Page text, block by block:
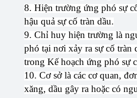
8. Hiện trường ứng phó sự
hậu quả sự cố tràn dầu.
9. Chỉ huy hiện trường là
phó tại nơi xảy ra sự cố tràn
trong Kế hoạch ứng phó sự
10. Cơ sở là các cơ quan,
xăng, dầu gây ra hoặc có